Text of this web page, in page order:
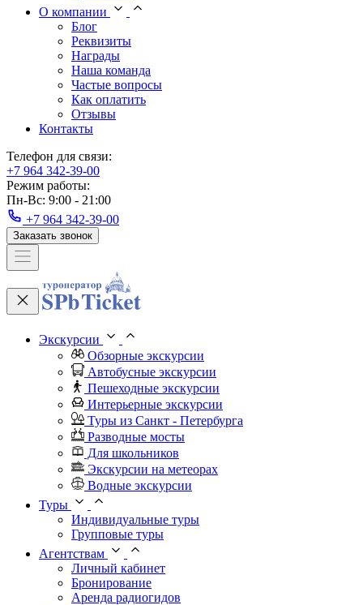
О компании
Блог
Реквизиты
Награды
Наша команда
Частые вопросы
Как оплатить
Отзывы
Контакты
Телефон для связи:
+7 964 342-39-00
Режим работы:
Пн-Вс: 9:00 - 21:00
+7 964 342-39-00
Заказать звонок
Экскурсии
Обзорные экскурсии
Автобусные экскурсии
Пешеходные экскурсии
Интерьерные экскурсии
Туры из Санкт - Петербурга
Разводные мосты
Для школьников
Экскурсии на метеорах
Водные экскурсии
Туры
Индивидуальные туры
Групповые туры
Агентствам
Личный кабинет
Бронирование
Аренда радиогидов